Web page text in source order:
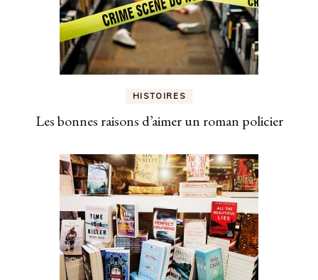
HISTOIRES
Les bonnes raisons d’aimer un roman policier